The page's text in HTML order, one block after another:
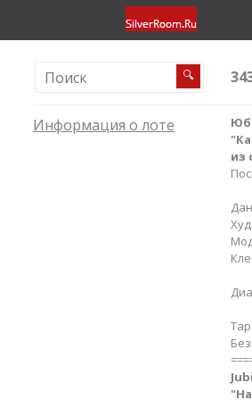
🔍
Информация о лоте
из